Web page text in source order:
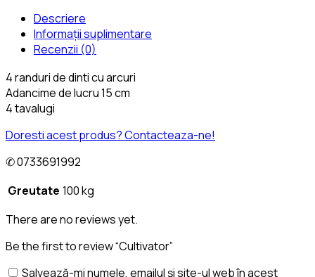
Descriere
Informații suplimentare
Recenzii (0)
4 randuri de dinti cu arcuri
Adancime de lucru 15 cm
4 tavalugi
Doresti acest produs? Contacteaza-ne!
✆ 0733691992
Greutate 100 kg
There are no reviews yet.
Be the first to review “Cultivator”
Salvează-mi numele, emailul și site-ul web în acest